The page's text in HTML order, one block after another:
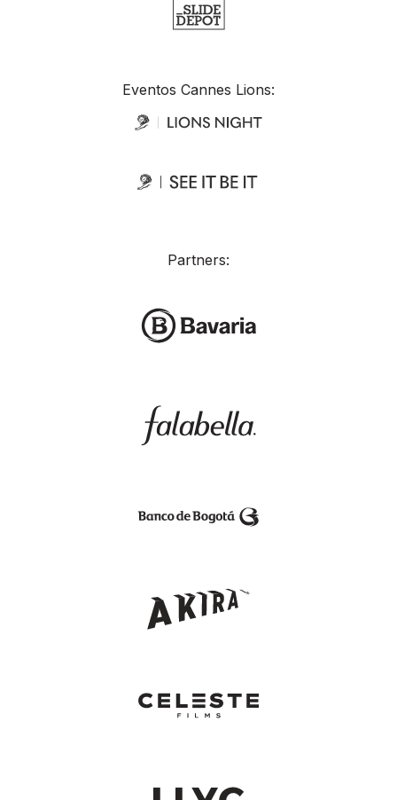
Eventos Cannes Lions:
Partners: